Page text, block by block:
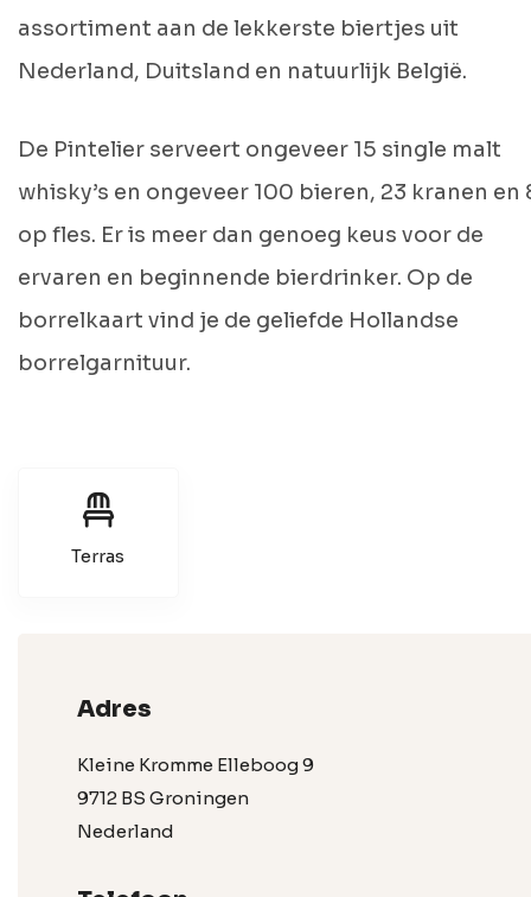
assortiment aan de lekkerste biertjes uit
Nederland, Duitsland en natuurlijk België.
De Pintelier serveert ongeveer 15 single malt
whisky’s en ongeveer 100 bieren, 23 kranen en
op fles. Er is meer dan genoeg keus voor de
ervaren en beginnende bierdrinker. Op de
borrelkaart vind je de geliefde Hollandse
borrelgarnituur.
Terras
Adres
Kleine Kromme Elleboog 9
9712 BS Groningen
Nederland